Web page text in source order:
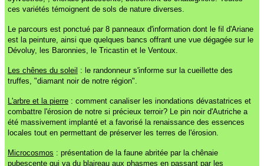
ces variétés témoignent de sols de nature diverses.
Le parcours est ponctué par 8 panneaux d'information dont le fil d'Ariane
est la peinture, ainsi que quelques bancs offrant une vue dégagée sur le
Dévoluy, les Baronnies, le Tricastin et le Ventoux.
Les chênes du soleil : le randonneur s'informe sur la cueillette des
truffes, "diamant noir de notre région".
L'arbre et la pierre : comment canaliser les inondations dévastatrices et
combattre l'érosion de notre si précieux terroir? Le pin noir d'Autriche a
été massivement implanté et a favorisé la renaissance des essences
locales tout en permettant de préserver les terres de l'érosion.
Microcosmos : présentation de la faune abritée par la chênaie
pubescente qui va du blaireau aux phasmes en passant par les